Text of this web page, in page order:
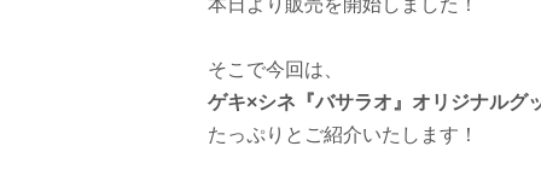
そこで今回は、
ゲキ×シネ『バサラオ』オリジナルグ
たっぷりとご紹介いたします！